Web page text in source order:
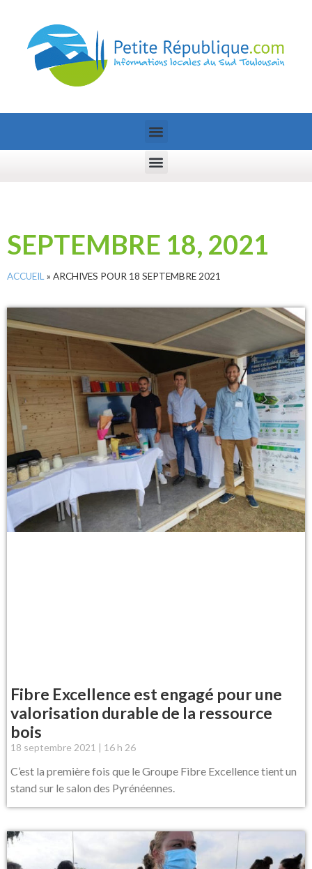
SEPTEMBRE 18, 2021
ACCUEIL » ARCHIVES POUR 18 SEPTEMBRE 2021
Fibre Excellence est engagé pour une
valorisation durable de la ressource
bois
18 septembre 2021 16 h 26
C’est la première fois que le Groupe Fibre Excellence tient un
stand sur le salon des Pyrénéennes.